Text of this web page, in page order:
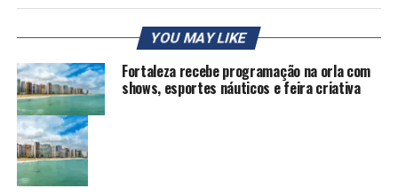
YOU MAY LIKE
Fortaleza recebe programação na orla com
shows, esportes náuticos e feira criativa